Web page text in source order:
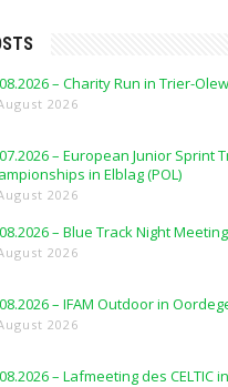
– Charity Run in Trier-
2026
– European Junior Sprint
in Elblag (POL)
2026
– Blue Track Night
2026
– IFAM Outdoor in
2026
– Lafmeeting des CELTIC